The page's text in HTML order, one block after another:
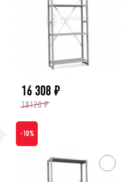
16 308 ₽
18120 ₽
-10%